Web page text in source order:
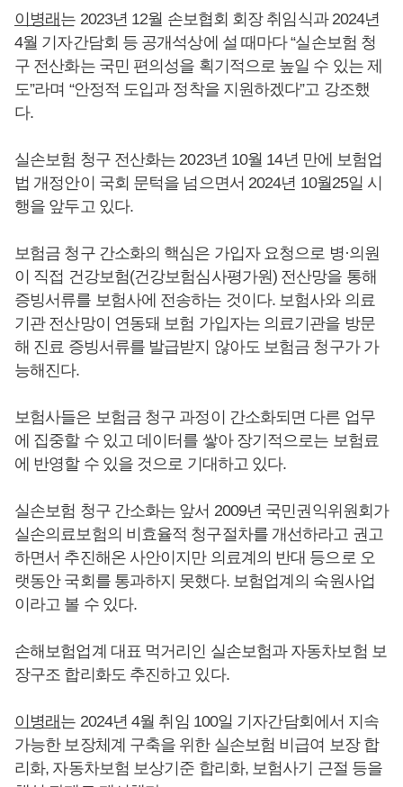
이병래 는 2023년 12월 손보협회 회장 취임식과 2024년
4월 기자간담회 등 공개석상에 설 때마다 “실손보험 청
구 전산화는 국민 편의성을 획기적으로 높일 수 있는 제
도”라며 “안정적 도입과 정착을 지원하겠다”고 강조했
다.
실손보험 청구 전산화는 2023년 10월 14년 만에 보험업
법 개정안이 국회 문턱을 넘으면서 2024년 10월25일 시
행을 앞두고 있다.
보험금 청구 간소화의 핵심은 가입자 요청으로 병·의원
이 직접 건강보험(건강보험심사평가원) 전산망을 통해
증빙서류를 보험사에 전송하는 것이다. 보험사와 의료
기관 전산망이 연동돼 보험 가입자는 의료기관을 방문
해 진료 증빙서류를 발급받지 않아도 보험금 청구가 가
능해진다.
보험사들은 보험금 청구 과정이 간소화되면 다른 업무
에 집중할 수 있고 데이터를 쌓아 장기적으로는 보험료
에 반영할 수 있을 것으로 기대하고 있다.
실손보험 청구 간소화는 앞서 2009년 국민권익위원회가
실손의료보험의 비효율적 청구절차를 개선하라고 권고
하면서 추진해온 사안이지만 의료계의 반대 등으로 오
랫동안 국회를 통과하지 못했다. 보험업계의 숙원사업
이라고 볼 수 있다.
손해보험업계 대표 먹거리인 실손보험과 자동차보험 보
장구조 합리화도 추진하고 있다.
이병래 는 2024년 4월 취임 100일 기자간담회에서 지속
가능한 보장체계 구축을 위한 실손보험 비급여 보장 합
리화, 자동차보험 보상기준 합리화, 보험사기 근절 등을